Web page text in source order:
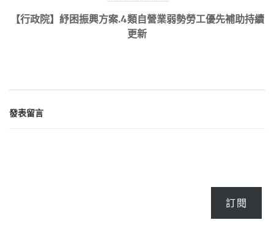
【行政院】紓困振興方案.4類自營業弱勢勞工優先補助持續
更新
發表留言
訂閱